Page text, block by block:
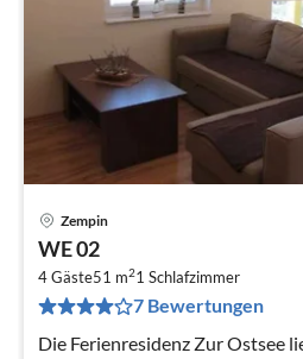
Zempin
WE 02
4 Gäste51 m21 Schlafzimmer
7 Bewertungen
Die Ferienresidenz Zur Ostsee